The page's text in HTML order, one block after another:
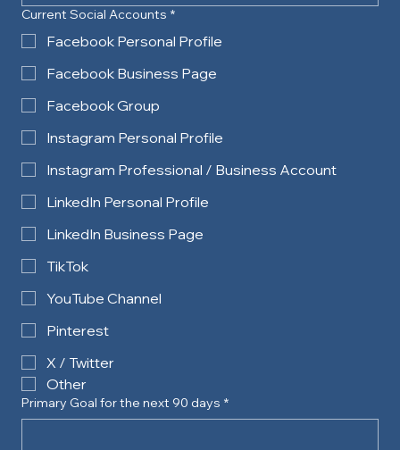
Current Social Accounts *
Facebook Personal Profile
Facebook Business Page
Facebook Group
Instagram Personal Profile
Instagram Professional / Business Account
LinkedIn Personal Profile
LinkedIn Business Page
TikTok
YouTube Channel
Pinterest
X / Twitter
Other
Primary Goal for the next 90 days *